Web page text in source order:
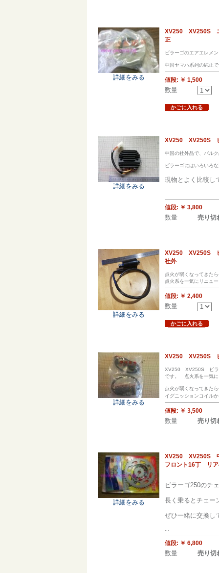
詳細をみる
XV250 XV250S
正
ビラーゴのエアエレメ
中国ヤマハ系列の純正
値段: ￥ 1,500
数量
かごに入れる
詳細をみる
XV250 XV250S
中国の社外品で、バル
ビラーゴにはいろいろ
現物とよく比較し
値段: ￥ 3,800
数量 売り切
詳細をみる
XV250 XV250S
社外
点火が弱くなってきた
点火系を一気にリニュ
値段: ￥ 2,400
数量
かごに入れる
詳細をみる
XV250 XV250S
XV250 XV250S ビ
です。 点火系を一気に
点火が弱くなってきた
イグニッションコイル
値段: ￥ 3,500
数量 売り切
詳細をみる
XV250 XV250S
フロント16丁 リ
ビラーゴ250のチ
長く乗るとチェー
ぜひ一緒に交換し
値段: ￥ 6,800
数量 売り切